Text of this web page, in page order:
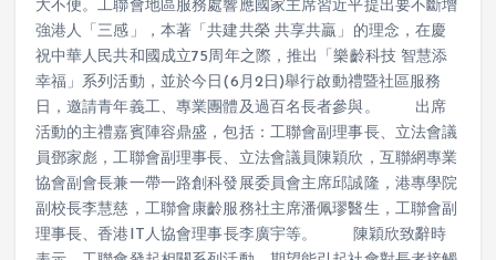
大不便。工聯會地區服務處響應國家主席習近平提出要不斷增
強港人「三感」，本著「共建共榮 共享共贏」的理念，在慶
祝中華人民共和國成立75周年之際，推出「樂齡科技 智慧添
幸福」系列活動，並於今日(6月2日)舉行啟動禮暨社區服務
日，邀請青年義工、專業團體及過百名長者參與。 出席
活動的主禮嘉賓陣容鼎盛，包括：工聯會副理事長、立法會議
員鄧家彪，工聯會副理事長、立法會議員陳穎欣，互聯網專業
協會副會長兼一帶一路創科發展委員會主席邱誠隆，港專學院
副校長李慧慈，工聯會康齡服務社主席潘佩璆醫生，工聯會副
理事長、香港IT人協會理事長李廣宇等。 陳穎欣致辭時